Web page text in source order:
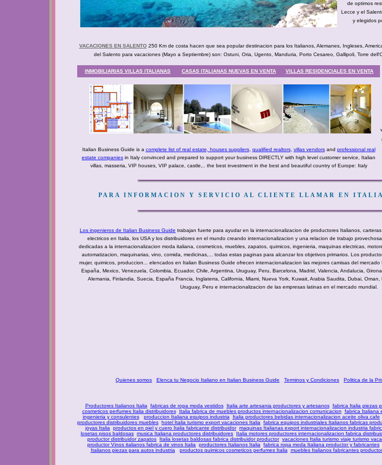
de optimos
Lecce y el
y elegidos
VACACIONES EN SALENTO250 Km de costa hacen que sea popular destinacion para los Italianos, Alemanes, Ingleses,
del Salento para vacaciones (Mayo a Septiembre) son: Ostuni, Oria, Ugento, Manduria, Porto Cesareo, Gallipoli, Torre
INMOBILIARIAS VILLAS ITALIANAS CASAS ITALIANAS NUEVAS EN VENTA VILLAS RESIDENCIALES EN VENTA
Italian Business Guide is a complete list of real estate, houses suppliers, qualified realtors, villas vendorsand professional real
estate companies in Italy convinced and prepared to support your business DIRECTLY with high level customer service, Italian
villas, masseria, VIP houses, VIP palace, castle,.. the best investment in the best and beautiful country of Europe: Italy
PARA INFORMACION Y SERVICIO AL CLIENTE LLAMAR EN
Los ingenieros de Italian Business Guide trabajan fuerte para ayudar en la internacionalizacion de productores Italianos,
electricos en Italia, los USA y los distribuidores en el mundo creando internacionalizacion y una relacion de trabajo
dedicadas a la internacionalizacion moda italiana, cosmeticos, muebles, zapatos, quimicos, ingenieria, maquinas electricas,
automatizacion, maquinarias, vino, comida, medicinas,... todas estas paginas para alcanzar los objetivos primarios. Los
mujer, quimicos, produccion... elencados en Italian Business Guide ofrecen internacionalizacion las mejores camisas del
España, Mexico, Venezuela, Colombia, Ecuador, Chile, Argentina, Uruguay, Peru, Barcelona, Madrid, Valencia, Andalucia,
Alemania, Finlandia, Suecia, España Francia, Inglaterra, California, Miami, Nueva York, Kuwait, Arabia Saudita, Dubai, Oman,
Uruguay, Peru e internacionalizacion de las empresas latinas en el mercado mundial.
Quienes somos Elenca tu Negocio Italiano en Italian Business Guide Terminos y Condiciones Politica de la
Productores Italianos Italia fabricas de ropa moda vestidos Italia arte artesania productores y artesanos fabrica Italia piezas
cosmeticos perfumes Italia distribuidores
Italia fabrica de muebles productos internacionalizacion comunicacion fabrica Italiana
ingenieria y consulentes
produccion Italiana equipos industria Italia productores bebidas internacionalizacion aceite oliva cafe
productores distribuidores muebles hotel Italia turismo export vacaciones Italia fabrica equipos industriales Italianos fabricas
joyas Italia
productos en piel y cuero Italia fabricante distribuidor maquinas Italianas export internacionalizacion industria
losetas pisos baldosas musica Italiana productores distribuidores Italia motores productores internacionalizacion fabrica
productor distribuidor zapatos
Italia losetas baldosas fabrica distribuidor productor vacaciones Italia turismo viaje turismo
productor Vinos italianos fabrica de vinos Italia
productores Italianos Italia fabrica ropa moda Italiana productor y fabricantes
Italianos piezas para autos industria
productos quimicos cosmeticos perfumes Italia muebles Italianos fabricantes